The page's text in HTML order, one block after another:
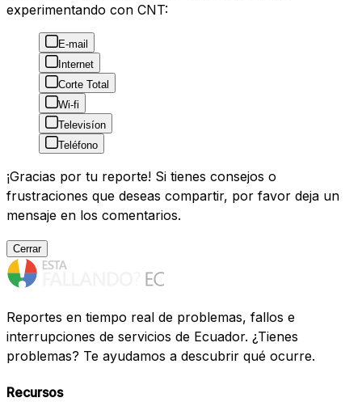
experimentando con CNT:
E-mail
Internet
Corte Total
Wi-fi
Televisíon
Teléfono
¡Gracias por tu reporte! Si tienes consejos o
frustraciones que deseas compartir, por favor deja un
mensaje en los comentarios.
Cerrar
Reportes en tiempo real de problemas, fallos e
interrupciones de servicios de Ecuador. ¿Tienes
problemas? Te ayudamos a descubrir qué ocurre.
Recursos